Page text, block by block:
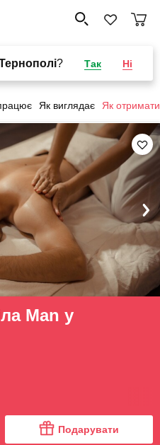
? Так Ні
Як виглядає Як отримати
Man у
Подарувати